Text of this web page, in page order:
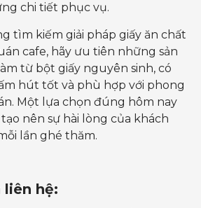
chi tiết phục vụ.
tìm kiếm giải pháp giấy ăn chất
cafe, hãy ưu tiên những sản
từ bột giấy nguyên sinh, có
hút tốt và phù hợp với phong
Một lựa chọn đúng hôm nay
nên sự hài lòng của khách
lần ghé thăm.
hệ: